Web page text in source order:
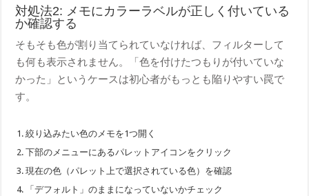
対処法2: メモにカラーラベルが正しく付いている
か確認する
そもそも色が割り当てられていなければ、フィルターして
も何も表示されません。「色を付けたつもりが付いていな
かった」というケースは初心者がもっとも陥りやすい罠で
す。
絞り込みたい色のメモを1つ開く
下部のメニューにあるパレットアイコンをクリック
現在の色（パレット上で選択されている色）を確認
「デフォルト」のままになっていないかチェック